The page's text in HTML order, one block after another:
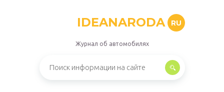
IDEANARODA RU
Журнал об автомобилях